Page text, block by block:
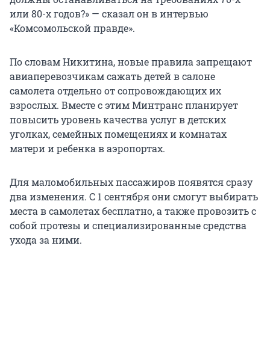
или 80-х годов?» — сказал он в интервью
«Комсомольской правде».
По словам Никитина, новые правила запрещают
авиаперевозчикам сажать детей в салоне
самолета отдельно от сопровождающих их
взрослых. Вместе с этим Минтранс планирует
повысить уровень качества услуг в детских
уголках, семейных помещениях и комнатах
матери и ребенка в аэропортах.
Для маломобильных пассажиров появятся сразу
два изменения. С 1 сентября они смогут выбирать
места в самолетах бесплатно, а также провозить с
собой протезы и специализированные средства
ухода за ними.